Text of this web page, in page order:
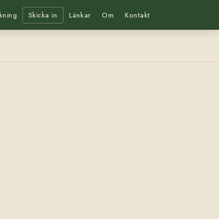
Skicka in Länkar Om Kontakt